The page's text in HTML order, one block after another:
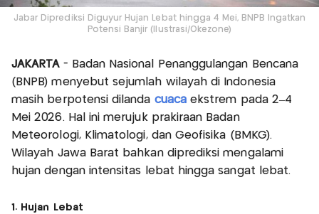
Jabar Diprediksi Diguyur Hujan Lebat hingga 4 Mei, BNPB Ingatkan
Potensi Banjir (Ilustrasi/Okezone)
JAKARTA- Badan Nasional Penanggulangan Bencana
(BNPB) menyebut sejumlah wilayah di Indonesia
masih berpotensi dilanda cuaca ekstrem pada 2–4
Mei 2026. Hal ini merujuk prakiraan Badan
Meteorologi, Klimatologi, dan Geofisika (BMKG).
Wilayah Jawa Barat bahkan diprediksi mengalami
hujan dengan intensitas lebat hingga sangat lebat.
1. Hujan Lebat